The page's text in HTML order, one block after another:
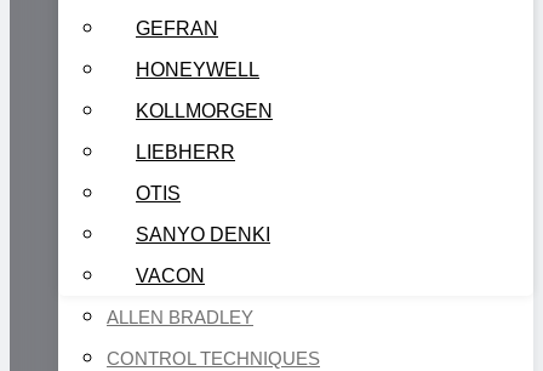
GEFRAN
HONEYWELL
KOLLMORGEN
LIEBHERR
OTIS
SANYO DENKI
VACON
ALLEN BRADLEY
CONTROL TECHNIQUES